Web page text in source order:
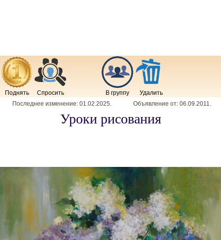
Поднять Спросить В группу
Удалить
Последнее изменение: 01.02.2025. Объявление от: 06.09.2011.
Уроки рисования